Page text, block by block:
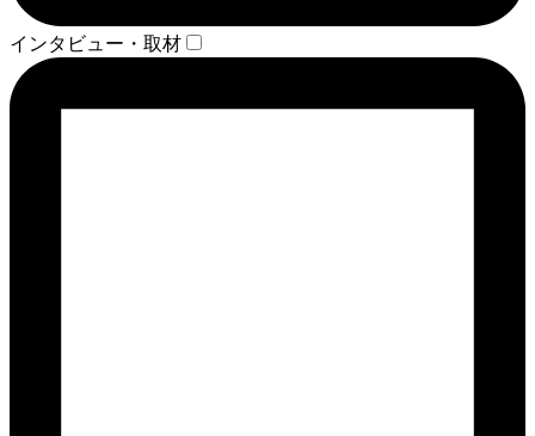
インタビュー・取材